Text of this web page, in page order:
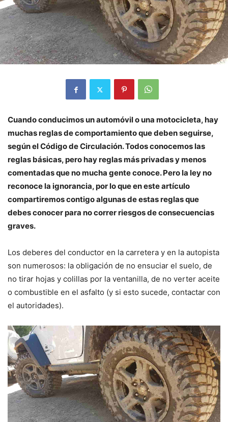
Cuando conducimos un automóvil o una motocicleta, hay
muchas reglas de comportamiento que deben seguirse,
según el Código de Circulación. Todos conocemos las
reglas básicas, pero hay reglas más privadas y menos
comentadas que no mucha gente conoce. Pero la ley no
reconoce la ignorancia, por lo que en este artículo
compartiremos contigo algunas de estas reglas que
debes conocer para no correr riesgos de consecuencias
graves.
Los deberes del conductor en la carretera y en la autopista
son numerosos: la obligación de no ensuciar el suelo, de
no tirar hojas y colillas por la ventanilla, de no verter aceite
o combustible en el asfalto (y si esto sucede, contactar con
el autoridades).